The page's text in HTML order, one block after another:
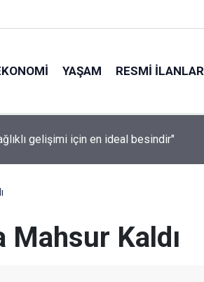
YAŞAM RESMI İLANLAR
gelişimi için en ideal besindir"
Mahsur Kaldı